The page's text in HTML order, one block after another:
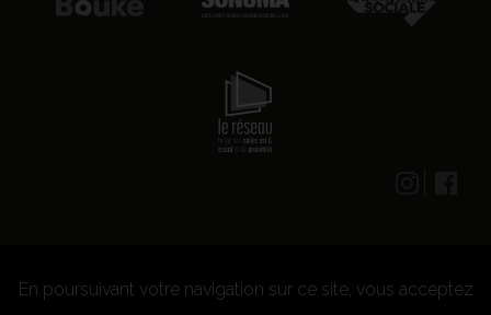
© 2026 CENTRE CULTUREL LES GRIGNOUX ASBL -
Kit presse
Conditions générales d'utilisation
En poursuivant votre navigation sur ce site, vous acceptez